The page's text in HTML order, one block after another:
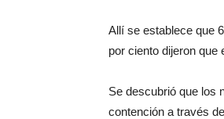
Allí se establece que
por ciento dijeron que
Se descubrió que los
contención a través